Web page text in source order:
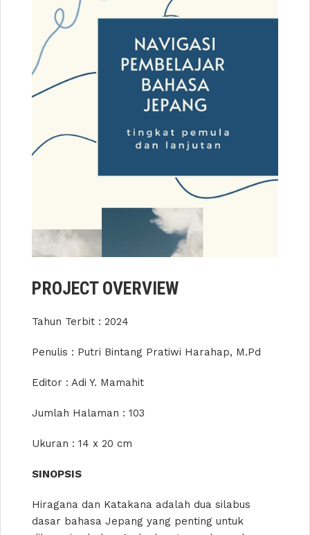
PROJECT OVERVIEW
Tahun Terbit : 2024
Penulis : Putri Bintang Pratiwi Harahap, M.Pd
Editor : Adi Y. Mamahit
Jumlah Halaman : 103
Ukuran : 14 x 20 cm
SINOPSIS
Hiragana dan Katakana adalah dua silabus
dasar bahasa Jepang yang penting untuk